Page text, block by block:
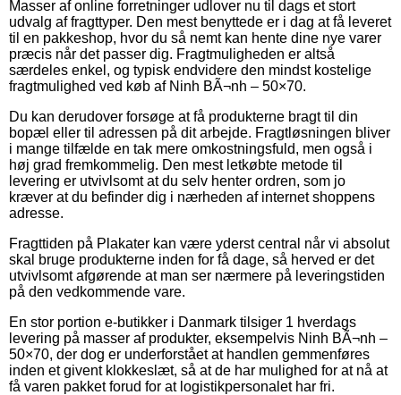
Masser af online forretninger udlover nu til dags et stort
udvalg af fragttyper. Den mest benyttede er i dag at få leveret
til en pakkeshop, hvor du så nemt kan hente dine nye varer
præcis når det passer dig. Fragtmuligheden er altså
særdeles enkel, og typisk endvidere den mindst kostelige
fragtmulighed ved køb af Ninh BÃ¬nh – 50×70.
Du kan derudover forsøge at få produkterne bragt til din
bopæl eller til adressen på dit arbejde. Fragtløsningen bliver
i mange tilfælde en tak mere omkostningsfuld, men også i
høj grad fremkommelig. Den mest letkøbte metode til
levering er utvivlsomt at du selv henter ordren, som jo
kræver at du befinder dig i nærheden af internet shoppens
adresse.
Fragttiden på Plakater kan være yderst central når vi absolut
skal bruge produkterne inden for få dage, så herved er det
utvivlsomt afgørende at man ser nærmere på leveringstiden
på den vedkommende vare.
En stor portion e-butikker i Danmark tilsiger 1 hverdags
levering på masser af produkter, eksempelvis Ninh BÃ¬nh –
50×70, der dog er underforstået at handlen gemmenføres
inden et givent klokkeslæt, så at de har mulighed for at nå at
få varen pakket forud for at logistikpersonalet har fri.